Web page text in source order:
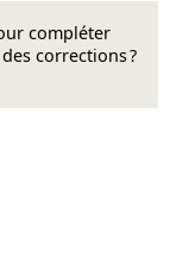
compléter
corrections ?
Bluesky
sur Facebook